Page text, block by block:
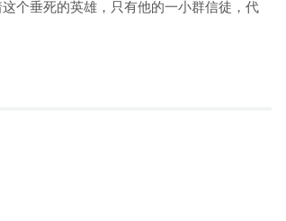
个垂死的英雄，只有他的一小群信徒，代